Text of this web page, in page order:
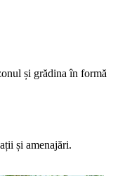
și grădina în formă
și amenajări.